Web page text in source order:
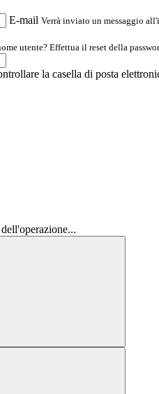
E-mail Verrà inviato un messaggio
utente? Effettua il reset della
la casella di posta